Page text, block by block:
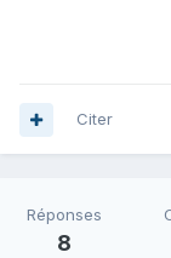
Citer
Réponses
8